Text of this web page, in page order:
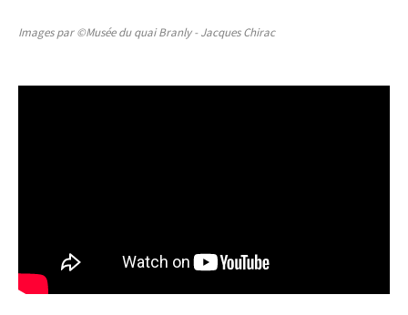
Images par ©Musée du quai Branly - Jacques Chirac